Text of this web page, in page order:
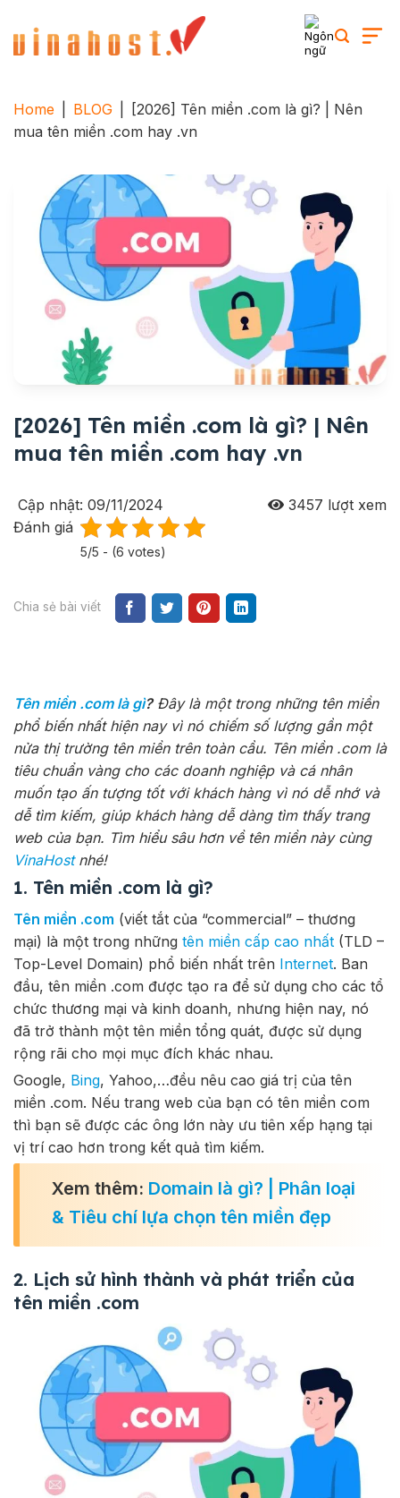
content
Home BLOG
[2026] Tên miền .com là gì? | Nên
mua tên miền .com hay .vn
[2026] Tên miền .com là gì? | Nên
mua tên miền .com hay .vn
Cập nhật: 09/11/2024 3457 lượt xem
Đánh giá
5/5 - (6 votes)
Chia sẻ bài viết
Tên miền .com là gì?Đây là một trong những tên miền
phổ biến nhất hiện nay vì nó chiếm số lượng gần một
nửa thị trường tên miền trên toàn cầu. Tên miền .com là
tiêu chuẩn vàng cho các doanh nghiệp và cá nhân
muốn tạo ấn tượng tốt với khách hàng vì nó dễ nhớ và
dễ tìm kiếm, giúp khách hàng dễ dàng tìm thấy trang
web của bạn. Tìm hiểu sâu hơn về tên miền này cùng
VinaHostnhé!
1. Tên miền .com là gì?
Tên miền .com (viết tắt của “commercial” – thương
mại) là một trong những tên miền cấp cao nhất (TLD –
Top-Level Domain) phổ biến nhất trên Internet. Ban
đầu, tên miền .com được tạo ra để sử dụng cho các tổ
chức thương mại và kinh doanh, nhưng hiện nay, nó
đã trở thành một tên miền tổng quát, được sử dụng
rộng rãi cho mọi mục đích khác nhau.
Google, Bing, Yahoo,…đều nêu cao giá trị của tên
miền .com. Nếu trang web của bạn có tên miền com
thì bạn sẽ được các ông lớn này ưu tiên xếp hạng tại
vị trí cao hơn trong kết quả tìm kiếm.
Xem thêm: Domain là gì? | Phân loại
& Tiêu chí lựa chọn tên miền đẹp
2. Lịch sử hình thành và phát triển của
tên miền .com